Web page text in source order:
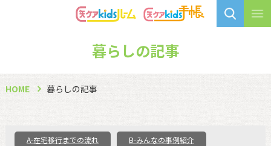
暮らしの記事
HOME 暮らしの記事
A-在宅移行までの流れ
B-みんなの事例紹介